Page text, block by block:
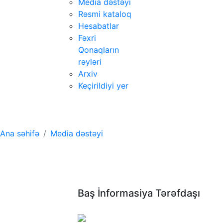
Media dəstəyi
Rəsmi kataloq
Hesabatlar
Fəxri
Qonaqların
rəyləri
Arxiv
Keçirildiyi yer
Ana səhifə Media dəstəyi
Baş İnformasiya Tərəfdaşı